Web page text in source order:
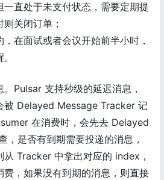
一直处于未支付状态，需要定期提
关闭订单；
在面试或者会议开始前半小时，
Pulsar 支持秒级的延迟消息，
被 Delayed Message Tracker 记
在消费时，会先去 Delayed
，是否有到期需要投递的消息，
从 Tracker 中拿出对应的 index，
费，如果没有到期的消息，则直接